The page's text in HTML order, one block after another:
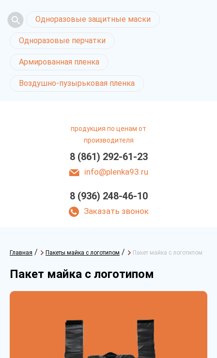
Одноразовые защитные маски
Одноразовые перчатки
Армированная пленка
Воздушно-пузырьковая пленка
продукция по ценам от
производителя
8 (861) 292-61-23
info@plenka93.ru
8 (936) 248-46-10
Заказать звонок
Главная / Пакеты майка с логотипом / Пакет майка с логотипом
Пакет майка с логотипом